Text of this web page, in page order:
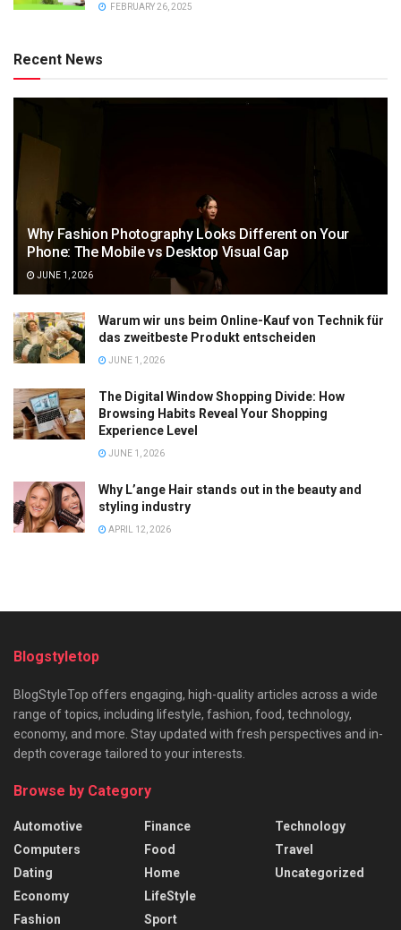
FEBRUARY 26, 2025
Recent News
Why Fashion Photography Looks Different on Your
Phone: The Mobile vs Desktop Visual Gap
JUNE 1, 2026
Warum wir uns beim Online-Kauf von Technik für
das zweitbeste Produkt entscheiden
JUNE 1, 2026
The Digital Window Shopping Divide: How
Browsing Habits Reveal Your Shopping
Experience Level
JUNE 1, 2026
Why L’ange Hair stands out in the beauty and
styling industry
APRIL 12, 2026
Blogstyletop
BlogStyleTop offers engaging, high-quality articles across a wide
range of topics, including lifestyle, fashion, food, technology,
economy, and more. Stay updated with fresh perspectives and in-
depth coverage tailored to your interests.
Browse by Category
Automotive
Computers
Dating
Economy
Fashion
Finance
Food
Home
LifeStyle
Sport
Technology
Travel
Uncategorized